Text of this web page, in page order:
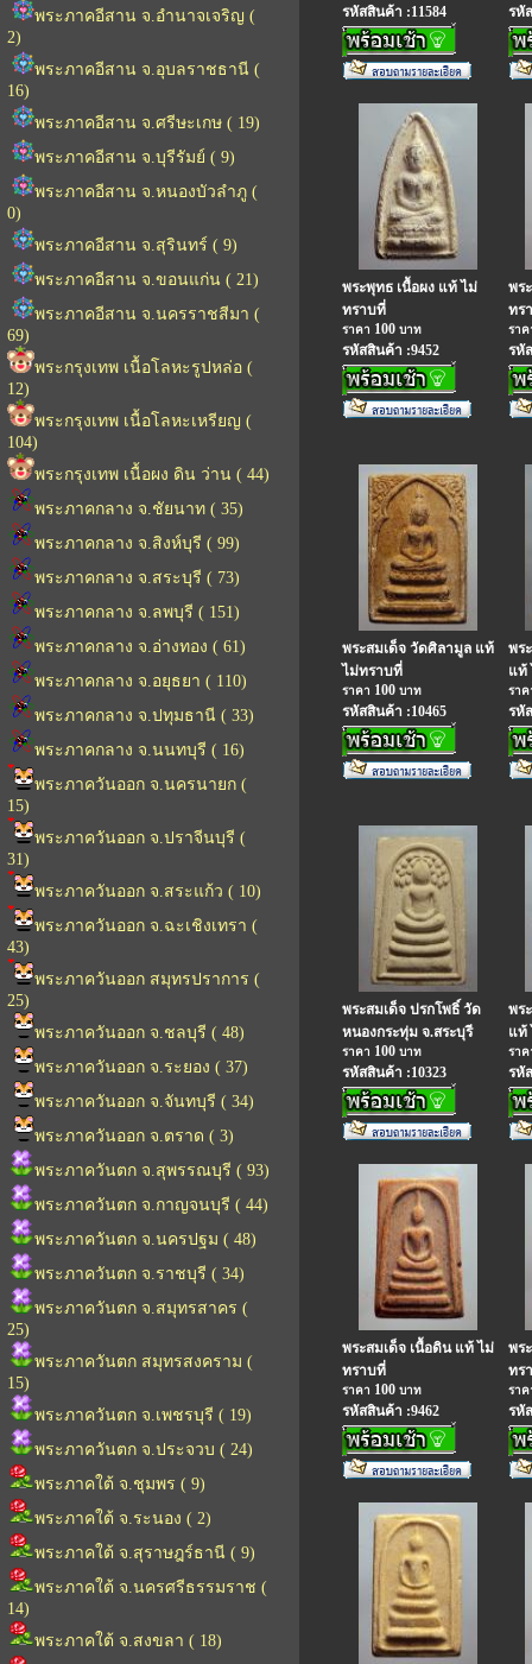
พระภาคอีสาน จ.อำนาจเจริญ (
2)
พระภาคอีสาน จ.อุบลราชธานี (
16)
พระภาคอีสาน จ.ศรีษะเกษ ( 19)
พระภาคอีสาน จ.บุรีรัมย์ ( 9)
พระภาคอีสาน จ.หนองบัวลำภู (
0)
พระภาคอีสาน จ.สุรินทร์ ( 9)
พระภาคอีสาน จ.ขอนแก่น ( 21)
พระภาคอีสาน จ.นครราชสีมา (
69)
พระกรุงเทพ เนื้อโลหะรูปหล่อ (
12)
พระกรุงเทพ เนื้อโลหะเหรียญ (
104)
พระกรุงเทพ เนื้อผง ดิน ว่าน ( 44)
พระภาคกลาง จ.ชัยนาท ( 35)
พระภาคกลาง จ.สิงห์บุรี ( 99)
พระภาคกลาง จ.สระบุรี ( 73)
พระภาคกลาง จ.ลพบุรี ( 151)
พระภาคกลาง จ.อ่างทอง ( 61)
พระภาคกลาง จ.อยุธยา ( 110)
พระภาคกลาง จ.ปทุมธานี ( 33)
พระภาคกลาง จ.นนทบุรี ( 16)
พระภาควันออก จ.นครนายก (
15)
พระภาควันออก จ.ปราจีนบุรี (
31)
พระภาควันออก จ.สระแก้ว ( 10)
พระภาควันออก จ.ฉะเชิงเทรา (
43)
พระภาควันออก สมุทรปราการ (
25)
พระภาควันออก จ.ชลบุรี ( 48)
พระภาควันออก จ.ระยอง ( 37)
พระภาควันออก จ.จันทบุรี ( 34)
พระภาควันออก จ.ตราด ( 3)
พระภาควันตก จ.สุพรรณบุรี ( 93)
พระภาควันตก จ.กาญจนบุรี ( 44)
พระภาควันตก จ.นครปฐม ( 48)
พระภาควันตก จ.ราชบุรี ( 34)
พระภาควันตก จ.สมุทรสาคร (
25)
พระภาควันตก สมุทรสงคราม (
15)
พระภาควันตก จ.เพชรบุรี ( 19)
พระภาควันตก จ.ประจวบ ( 24)
พระภาคใต้ จ.ชุมพร ( 9)
พระภาคใต้ จ.ระนอง ( 2)
พระภาคใต้ จ.สุราษฎร์ธานี ( 9)
พระภาคใต้ จ.นครศรีธรรมราช (
14)
พระภาคใต้ จ.สงขลา ( 18)
รหัสสินค้า :11584 รหั
พระพุทธ เนื้อผง แท้ ไม่
ทราบที่
ราคา 100 บาท
รหัสสินค้า :9452
พร
ทร
รา
รหั
พระสมเด็จ วัดศิลามูล แท้
ไม่ทราบที่
ราคา 100 บาท
รหัสสินค้า :10465
พร
แท้
รา
รหั
พระสมเด็จ ปรกโพธิ์ วัด
หนองกระทุ่ม จ.สระบุรี
ราคา 100 บาท
รหัสสินค้า :10323
พร
แท้
รา
รหั
พระสมเด็จ เนื้อดิน แท้ ไม่
ทราบที่
ราคา 100 บาท
รหัสสินค้า :9462
พร
ทร
รา
รหั